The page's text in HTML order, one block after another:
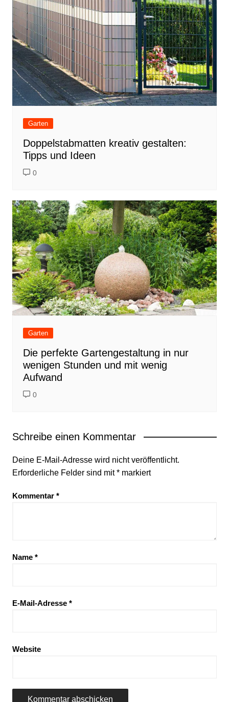
Garten
Doppelstabmatten kreativ gestalten:
Tipps und Ideen
0
Garten
Die perfekte Gartengestaltung in nur
wenigen Stunden und mit wenig
Aufwand
0
Schreibe einen Kommentar
Deine E-Mail-Adresse wird nicht veröffentlicht.
Erforderliche Felder sind mit*markiert
Kommentar *
Name *
E-Mail-Adresse *
Website